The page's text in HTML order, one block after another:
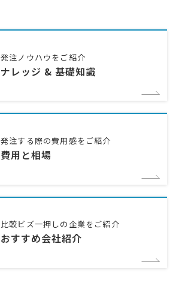
発注ノウハウをご紹介
ナレッジ & 基礎知識
発注する際の費用感をご紹介
費用と相場
比較ビズ一押しの企業をご紹介
おすすめ会社紹介